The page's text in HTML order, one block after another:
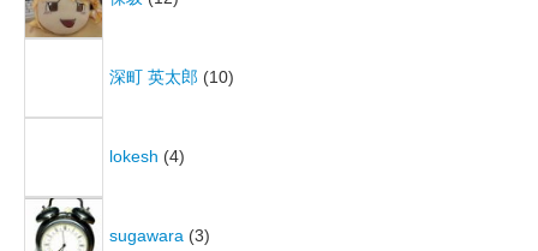
深町 英太郎 (10)
lokesh (4)
sugawara (3)